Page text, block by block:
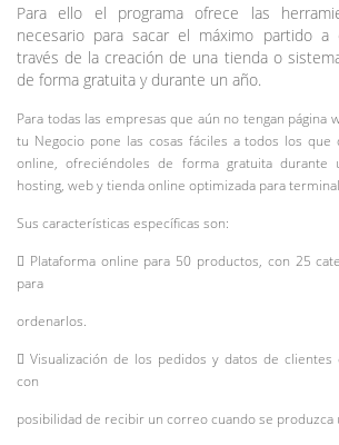
Para ello el programa ofrece las
necesario para sacar el máximo partido a
través de la creación de una tienda o
de forma gratuita y durante un año.
Para todas las empresas que aún no tengan página
tu Negocio pone las cosas fáciles a todos los
online, ofreciéndoles de forma gratuita durante
hosting, web y tienda online optimizada para
Sus características específicas son:
 Plataforma online para 50 productos, con 25
para
ordenarlos.
 Visualización de los pedidos y datos de
con
posibilidad de recibir un correo cuando se produzca